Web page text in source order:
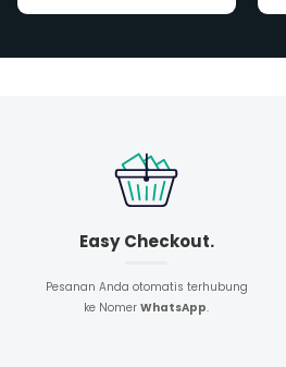
Easy Checkout.
Pesanan Anda otomatis terhubung
ke NomerWhatsApp.